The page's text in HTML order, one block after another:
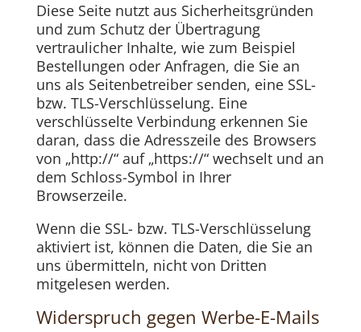
Diese Seite nutzt aus Sicherheitsgründen
und zum Schutz der Übertragung
vertraulicher Inhalte, wie zum Beispiel
Bestellungen oder Anfragen, die Sie an
uns als Seitenbetreiber senden, eine SSL-
bzw. TLS-Verschlüsselung. Eine
verschlüsselte Verbindung erkennen Sie
daran, dass die Adresszeile des Browsers
von „http://“ auf „https://“ wechselt und an
dem Schloss-Symbol in Ihrer
Browserzeile.
Wenn die SSL- bzw. TLS-Verschlüsselung
aktiviert ist, können die Daten, die Sie an
uns übermitteln, nicht von Dritten
mitgelesen werden.
Widerspruch gegen Werbe-E-Mails